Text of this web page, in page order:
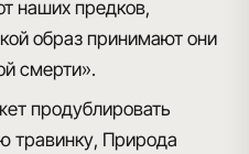
наших предков,
образ принимают они
смерти».
продублировать
травинку, Природа